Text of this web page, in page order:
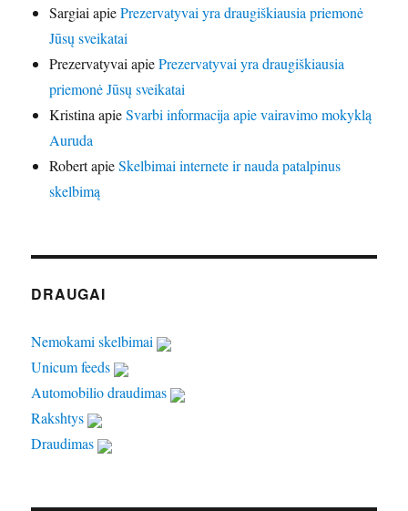
SargiaiapiePrezervatyvai yra draugiškiausia priemonė
Jūsų sveikatai
PrezervatyvaiapiePrezervatyvai yra draugiškiausia
priemonė Jūsų sveikatai
KristinaapieSvarbi informacija apie vairavimo mokyklą
Auruda
RobertapieSkelbimai internete ir nauda patalpinus
skelbimą
DRAUGAI
Nemokami skelbimai
Unicum feeds
Automobilio draudimas
Rakshtys
Draudimas